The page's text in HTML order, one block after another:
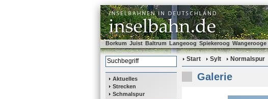
Borkum Juist Baltrum Langeoog Spiekeroog Wangerooge
Aktuelles
Strecken
Schmalspur
Start Sylt Normalspur
Galerie